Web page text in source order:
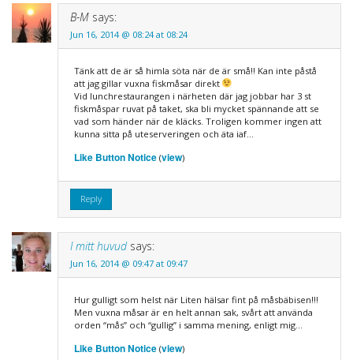
B-M says:
Jun 16, 2014 @ 08:24 at 08:24
Tänk att de är så himla söta när de är små!! Kan inte påstå
att jag gillar vuxna fiskmåsar direkt
Vid lunchrestaurangen i närheten där jag jobbar har 3 st
fiskmåspar ruvat på taket, ska bli mycket spännande att se
vad som händer när de kläcks. Troligen kommer ingen att
kunna sitta på uteserveringen och äta iaf…
Like Button Notice(view)
Reply
I mitt huvud says:
Jun 16, 2014 @ 09:47 at 09:47
Hur gulligt som helst när Liten hälsar fint på måsbäbisen!!!
Men vuxna måsar är en helt annan sak, svårt att använda
orden “mås” och “gullig” i samma mening, enligt mig…
Like Button Notice(view)